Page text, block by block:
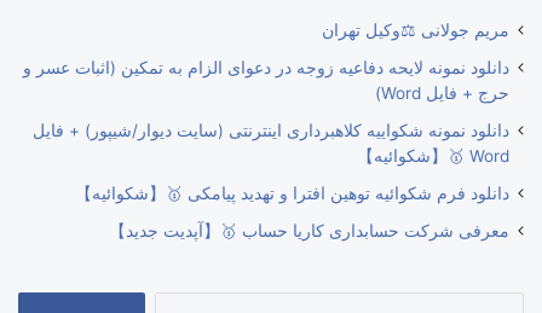
مریم جولانی ⚖️وکیل تهران
دانلود نمونه لایحه دفاعیه زوجه در دعوای الزام به تمکین (اثبات عسر و
حرج + فایل Word)
دانلود نمونه شکواییه کلاهبرداری اینترنتی (سایت دیوار/شیپور) + فایل
Word 🥇【شکوائیه】
دانلود فرم شکوائیه توهین افترا و تهدید پیامکی 🥇【شکوائیه】
معرفی شرکت حسابداری کاریا حساب 🥇【آپدیت جدید】